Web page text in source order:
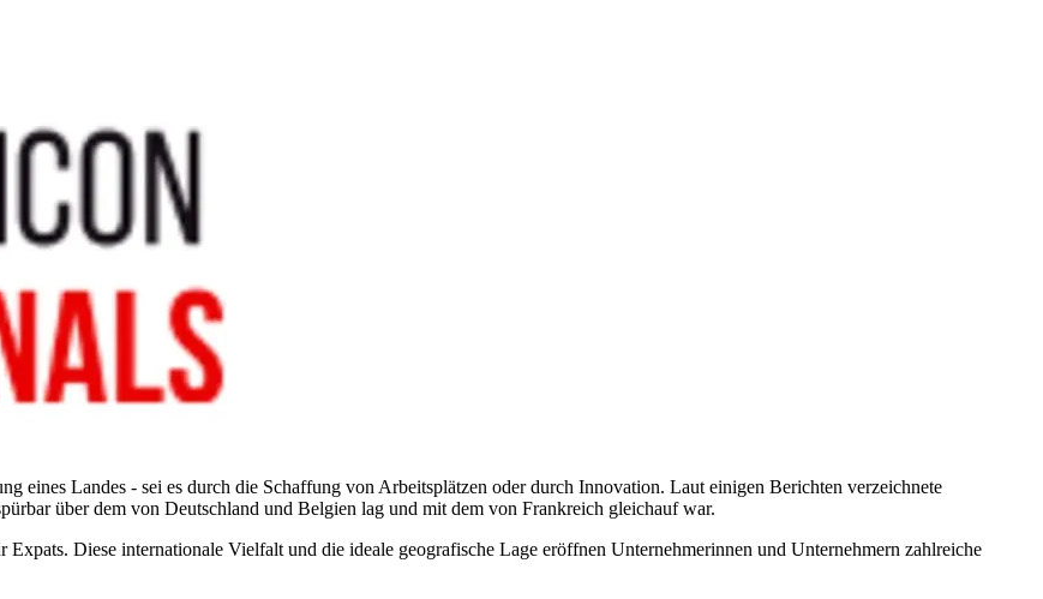
eines Landes - sei es durch die Schaffung von Arbeitsplätzen oder durch Innovation. Laut einigen Berichten verzeichnete
über dem von Deutschland und Belgien lag und mit dem von Frankreich gleichauf war.
Diese internationale Vielfalt und die ideale geografische Lage eröffnen Unternehmerinnen und Unternehmern zahlreiche